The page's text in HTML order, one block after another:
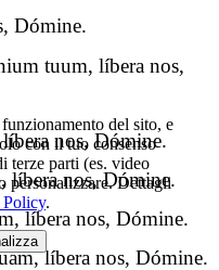
Dómine.
tuum, líbera nos,
nos, Dómine.
líbera nos, Dómine.
líbera nos, Dómine.
líbera nos, Dómine.
del sito, e
con il tuo consenso
terze parti (es. video
personalizzare. Dettagli
.